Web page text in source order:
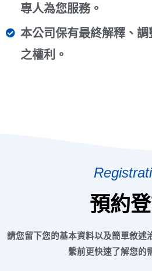
專人為您服務。
本公司保有最終解釋、
之權利。
預約
請您留下您的基本資料以及簡單敘述
繫前更快速了解您的